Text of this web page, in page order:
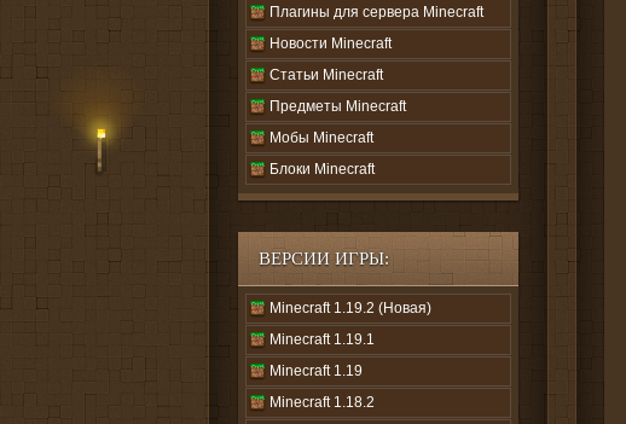
Плагины для сервера Minecraft
Новости Minecraft
Статьи Minecraft
Предметы Minecraft
Мобы Minecraft
Блоки Minecraft
ВЕРСИИ ИГРЫ:
Minecraft 1.19.2 (Новая)
Minecraft 1.19.1
Minecraft 1.19
Minecraft 1.18.2